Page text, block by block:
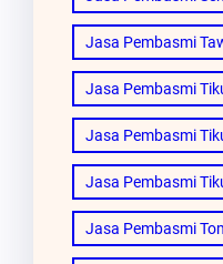
Jasa Pembasmi
Jasa Pembasmi
Jasa Pembasmi
Jasa Pembasmi
Jasa Pembasmi